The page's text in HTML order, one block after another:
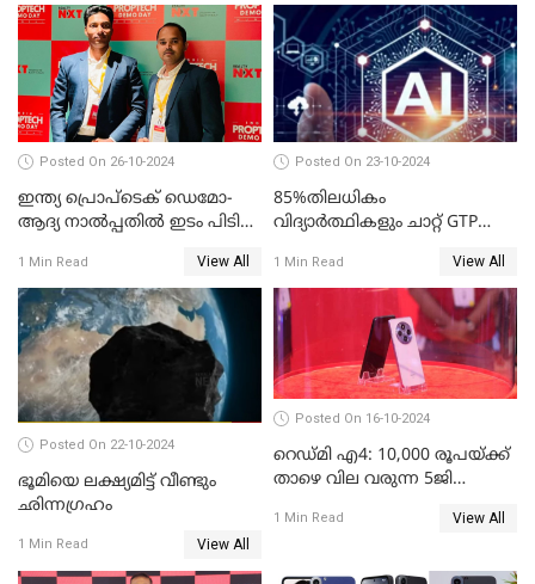
Posted On 26-10-2024
ഇന്ത്യ പ്രൊപ്ടെക് ഡെമോ-
ആദ്യ നാല്‍പ്പതില്‍ ഇടം പിടിച്ച്
തിത്തിത്താര
1 Min Read View All
Posted On 23-10-2024
85%തിലധികം
വിദ്യാര്‍ത്ഥികളും ചാറ്റ് GTP
ഉപയോഗിക്കുന്നതായി
റിപ്പോര്‍ട്ട്
1 Min Read View All
Posted On 22-10-2024
ഭൂമിയെ ലക്ഷ്യമിട്ട് വീണ്ടും
ഛിന്നഗ്രഹം
1 Min Read View All
Posted On 16-10-2024
റെഡ്മി എ4: 10,000 രൂപയ്ക്ക്
താഴെ വില വരുന്ന 5ജി
1 Min Read View All